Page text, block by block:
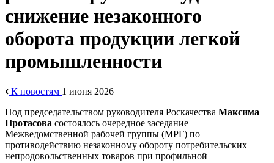
снижение незаконного
оборота продукции легкой
промышленности
К новостям 1 июня 2026
Под председательством руководителя Роскачества Максима
Протасова состоялось очередное заседание
Межведомственной рабочей группы (МРГ) по
противодействию незаконному обороту потребительских
непродовольственных товаров при профильной